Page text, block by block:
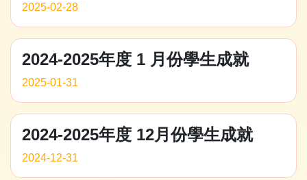
2025-02-28
2024-2025年度 1 月份學生成就
2025-01-31
2024-2025年度 12月份學生成就
2024-12-31